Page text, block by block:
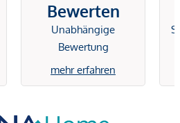
Bewerten
Unabhängige
Bewertung
mehr erfahren